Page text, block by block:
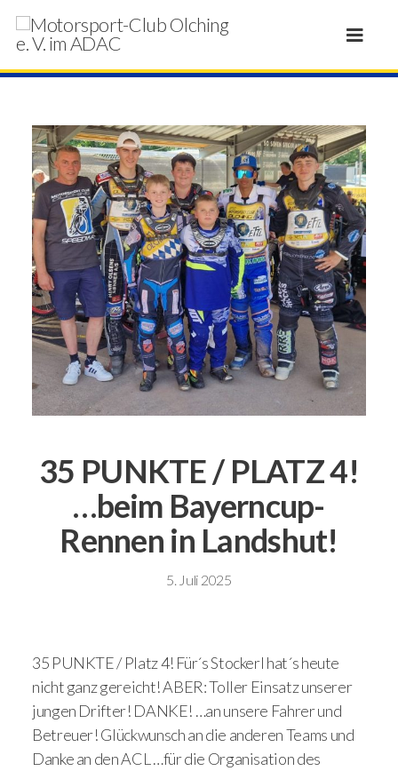
35 PUNKTE / PLATZ 4!
…beim Bayerncup-
Rennen in Landshut!
5. Juli 2025
35 PUNKTE / Platz 4! Für´s Stockerl hat´s heute
nicht ganz gereicht! ABER: Toller Einsatz unserer
jungen Drifter! DANKE! …an unsere Fahrer und
Betreuer! Glückwunsch an die anderen Teams und
Danke an den ACL …für die Organisation des